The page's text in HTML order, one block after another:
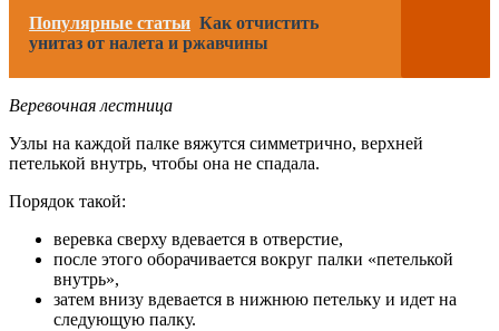
Популярные статьи Как отчистить
унитаз от налета и ржавчины
Веревочная лестница
Узлы на каждой палке вяжутся симметрично, верхней
петелькой внутрь, чтобы она не спадала.
Порядок такой:
веревка сверху вдевается в отверстие,
после этого оборачивается вокруг палки «петелькой
внутрь»,
затем внизу вдевается в нижнюю петельку и идет на
следующую палку.